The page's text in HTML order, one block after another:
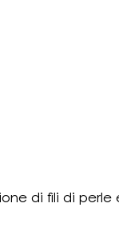
di fili di perle